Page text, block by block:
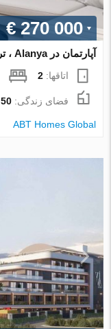
€ 270 000
آپارتمان در Alanya ، ترکیه 1 خوابه ، 50 متر مربع. شماره 134312
اتاقها:2
فضای زندگی:50 m
ABT Homes Global